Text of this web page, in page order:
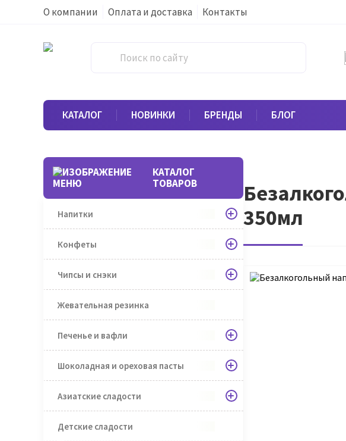
О компании Оплата и доставка Контакты
КАТАЛОГ НОВИНКИ БРЕНДЫ БЛОГ
КАТАЛОГ
ТОВАРОВ
Напитки
Конфеты
Чипсы и снэки
Жевательная резинка
Печенье и вафли
Шоколадная и ореховая пасты
Азиатские сладости
Детские сладости
350мл